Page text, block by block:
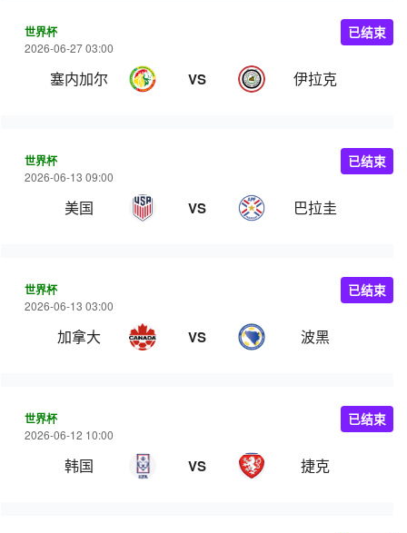
世界杯
2026-06-27 03:00
塞内加尔 VS 伊拉克
已结束
世界杯
2026-06-13 09:00
美国 VS 巴拉圭
已结束
世界杯
2026-06-13 03:00
加拿大 VS 波黑
已结束
世界杯
2026-06-12 10:00
韩国 VS 捷克
已结束